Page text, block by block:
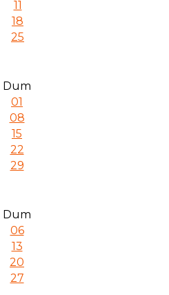
11
18
25
Dum
01
08
15
22
29
Dum
06
13
20
27